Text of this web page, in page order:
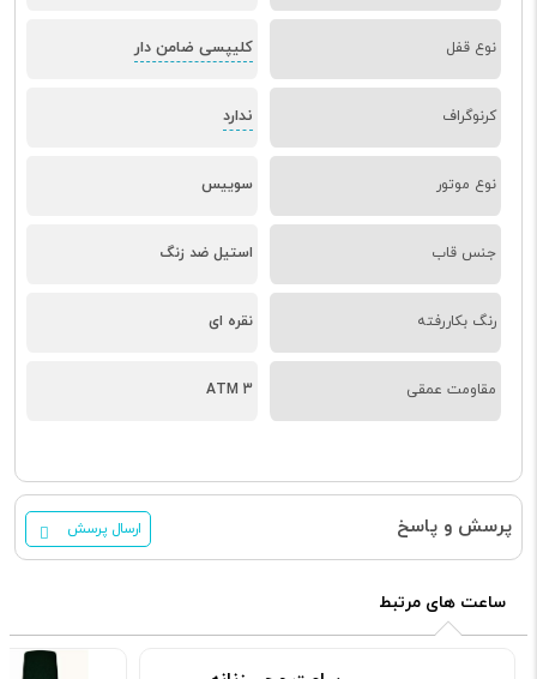
نوع قفل کلیپسی ضامن دار
کرنوگراف ندارد
نوع موتور سوییس
جنس قاب استیل ضد زنگ
رنگ بکاررفته نقره ای
مقاومت عمقی 3 ATM
پرسش و پاسخ ارسال پرسش
ساعت های مرتبط